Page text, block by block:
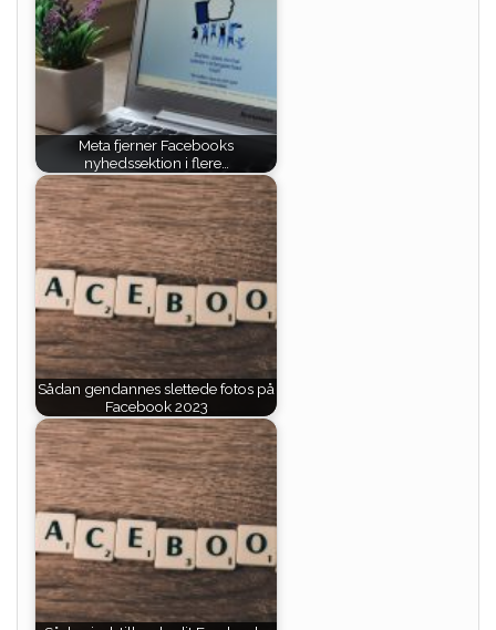
Meta fjerner Facebooks
nyhedssektion i flere…
Sådan gendannes slettede fotos på
Facebook 2023